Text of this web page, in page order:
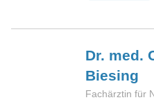
Dr. med.
Biesing
Fachärztin für